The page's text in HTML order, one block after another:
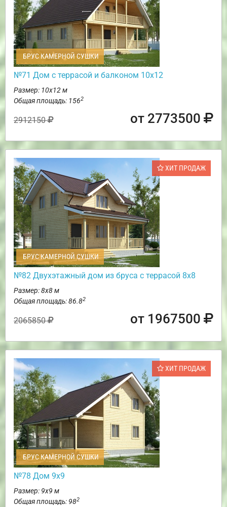
БРУС КАМЕРНОЙ СУШКИ
№71 Дом с террасой и балконом 10х12
Размер: 10х12 м
Общая площадь: 1562
2912150 от 2773500
ХИТ ПРОДАЖ
БРУС КАМЕРНОЙ СУШКИ
№82 Двухэтажный дом из бруса с террасой 8х8
Размер: 8х8 м
Общая площадь: 86.82
2065850 от 1967500
ХИТ ПРОДАЖ
БРУС КАМЕРНОЙ СУШКИ
№78 Дом 9х9
Размер: 9х9 м
Общая площадь: 982